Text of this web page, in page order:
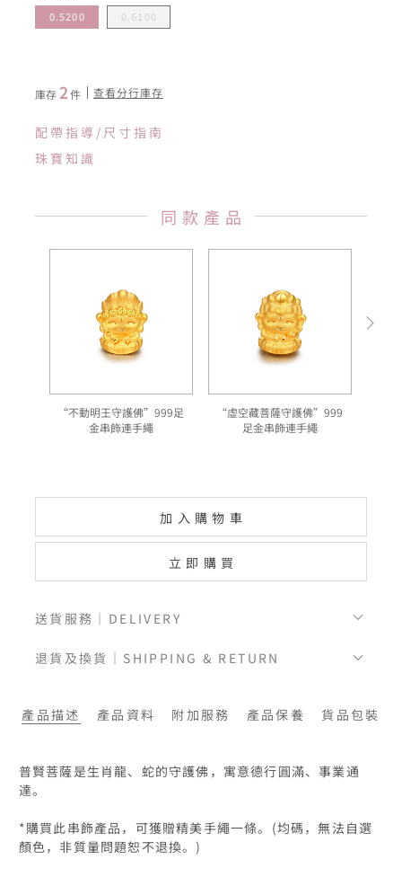
0.5200
0.6100
庫存 2件 查看分行庫存
配帶指導/尺寸指南
珠寶知識
同款產品
“不動明王守護佛”999足
金串飾連手繩
“虛空藏菩薩守護佛”999
足金串飾連手繩
加入購物車
立即購買
送貨服務｜DELIVERY
退貨及換貨｜SHIPPING & RETURN
產品描述 產品資料 附加服務 產品保養 貨品包裝
普賢菩薩是生肖龍、蛇的守護佛，寓意德行圓滿、事業通
達。
*購買此串飾產品，可獲贈精美手繩一條。(均碼，無法自選
顏色，非質量問題恕不退換。)